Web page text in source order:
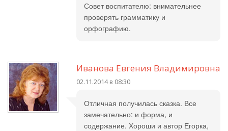
Совет воспитателю: внимательнее
проверять грамматику и
орфографию.
Иванова Евгения Владимировна
02.11.2014 в 08:30
Отличная получилась сказка. Все
замечательно: и форма, и
содержание. Хороши и автор Егорка,